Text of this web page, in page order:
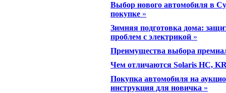
Выбор нового автомобиля в
покупке »
Зимняя подготовка дома:
проблем с электрикой »
Преимущества выбора
Чем отличаются Solaris HC,
Покупка автомобиля на
инструкция для новичка »